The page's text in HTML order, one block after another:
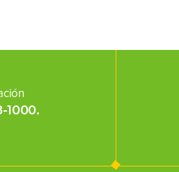
1000.